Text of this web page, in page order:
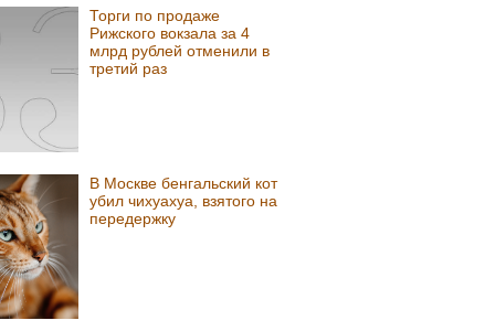
Торги по продаже
Рижского вокзала за 4
млрд рублей отменили в
третий раз
В Москве бенгальский кот
убил чихуахуа, взятого на
передержку